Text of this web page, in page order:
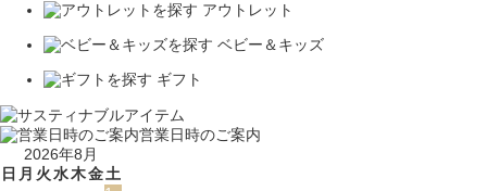
アウトレット
ベビー＆キッズ
ギフト
営業日時のご案内
2026年8月
日 月 火水木金土